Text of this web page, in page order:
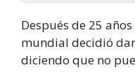
Después de 25
mundial decidió
diciendo que no